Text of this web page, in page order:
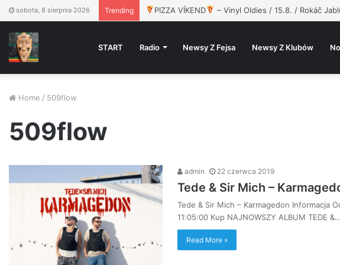
sobota, 8 sierpnia 2026 Trending Dwa Sławy, Gruby Mielzky, Pers, @atutowy – Bad
START Radio Newsy Z Fejsa Newsy Z Klubów
Home / 509flow
509flow
admin 22 czerwca 2019
Tede & Sir Mich –
Tede & Sir Mich – Karmagedon Informacja
11:05:00 Kup NAJNOWSZY ALBUM TEDE &…
Read More »